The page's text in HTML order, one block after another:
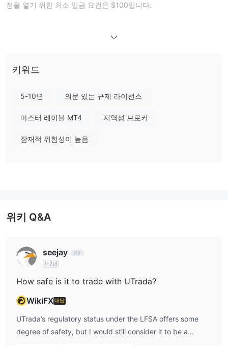
정을 열기 위한 최소 입금 요건은 $100입니다.
UTrada은 현재 Labuan 금융 서비스 규제청 (LFSA)의 감독 하에 직
장단점거래 가능 자산
계정 유형
스프레드 및 수수료
UTrada은(는) 다양한 계정 유형을 제공합니다. Ultra 계정은 0.0 픽
입출금
않습니다.
키워드
5-10년 의문 있는 규제 라이선스
마스터 레이블 MT4 지역성 브로커
잠재적 위험성이 높음
위키 Q&A
seejay
1-2년
How safe is it to trade with UTrada?
WikiFX대답
UTrada’s regulatory status under the LFSA offers some
degree of safety, but I would still consider it to be a